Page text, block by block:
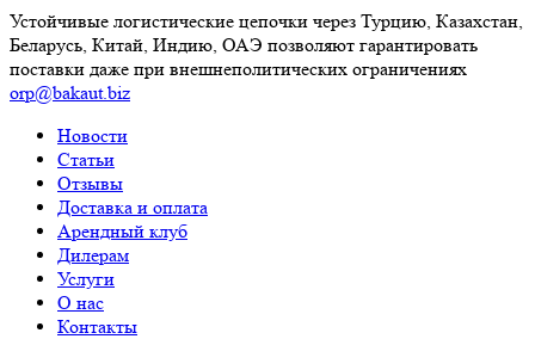
Устойчивые логистические цепочки через Турцию, Казахстан,
Беларусь, Китай, Индию, ОАЭ позволяют гарантировать
поставки даже при внешнеполитических ограничениях
orp@bakaut.biz
Новости
Статьи
Отзывы
Доставка и оплата
Арендный клуб
Дилерам
Услуги
О нас
Контакты